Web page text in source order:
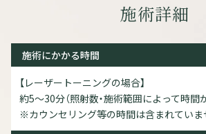
施術詳細
施術にかかる時間
【レーザートーニングの場合】
約5～30分（照射数・施術範囲によって時間
※カウンセリング等の時間は含まれていま